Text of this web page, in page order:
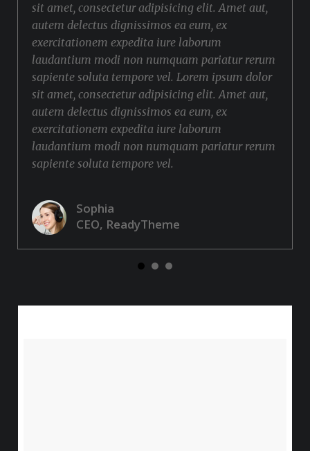
sit amet, consectetur adipisicing elit. Amet aut,
autem delectus dignissimos ea eum, ex
exercitationem expedita iure laborum
laudantium modi non numquam pariatur rerum
sapiente soluta tempore vel. Lorem ipsum dolor
sit amet, consectetur adipisicing elit. Amet aut,
autem delectus dignissimos ea eum, ex
exercitationem expedita iure laborum
laudantium modi non numquam pariatur rerum
sapiente soluta tempore vel.
Sophia
CEO, ReadyTheme